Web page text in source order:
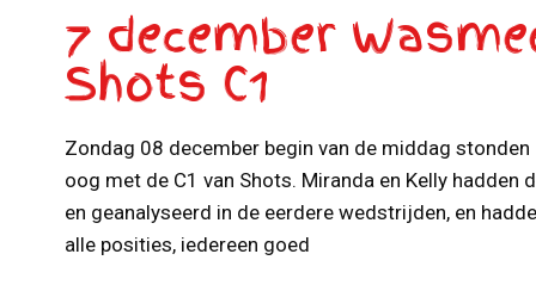
7 december
Shots C1
Zondag 08 december begin van de middag
oog met de C1 van Shots. Miranda en Kelly hadden
en geanalyseerd in de eerdere wedstrijden, en
alle posities, iedereen goed